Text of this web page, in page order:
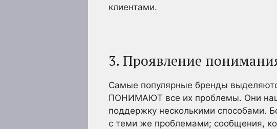
клиентами.
3. Проявление
Самые популярные бренды
ПОНИМАЮТ все их проблемы. Они
поддержку несколькими способами.
с теми же проблемами; сообщения,